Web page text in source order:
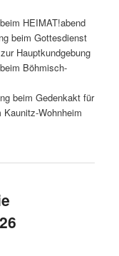
HEIMAT!abend
beim Gottesdienst
Hauptkundgebung
Böhmisch-
beim Gedenkakt für
Wohnheim